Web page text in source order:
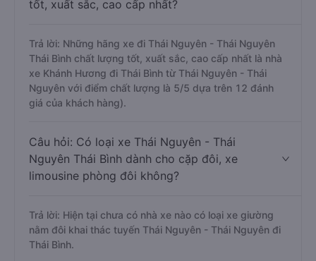
tốt, xuất sắc, cao cấp nhất?
Trả lời: Những hãng xe đi Thái Nguyên - Thái Nguyên
Thái Bình chất lượng tốt, xuất sắc, cao cấp nhất là nhà
xe Khánh Hương đi Thái Bình từ Thái Nguyên - Thái
Nguyên với điểm chất lượng là 5/5 dựa trên 12 đánh
giá của khách hàng).
Câu hỏi: Có loại xe Thái Nguyên - Thái
Nguyên Thái Bình dành cho cặp đôi, xe
limousine phòng đôi không?
Trả lời: Hiện tại chưa có nhà xe nào có loại xe giường
nằm đôi khai thác tuyến Thái Nguyên - Thái Nguyên đi
Thái Bình.